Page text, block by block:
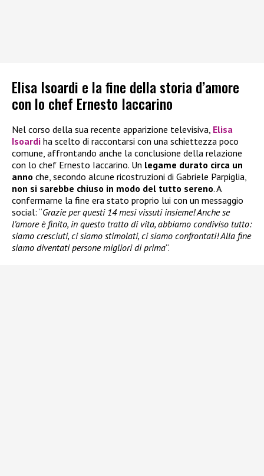
Elisa Isoardi e la fine della storia d’amore
con lo chef Ernesto Iaccarino
Nel corso della sua recente apparizione televisiva, Elisa
Isoardi ha scelto di raccontarsi con una schiettezza poco
comune, affrontando anche la conclusione della relazione
con lo chef Ernesto Iaccarino. Un legame durato circa un
anno che, secondo alcune ricostruzioni di Gabriele Parpiglia,
non si sarebbe chiuso in modo del tutto sereno. A
confermarne la fine era stato proprio lui con un messaggio
social: “Grazie per questi 14 mesi vissuti insieme! Anche se
l’amore è finito, in questo tratto di vita, abbiamo condiviso tutto:
siamo cresciuti, ci siamo stimolati, ci siamo confrontati! Alla fine
siamo diventati persone migliori di prima“.